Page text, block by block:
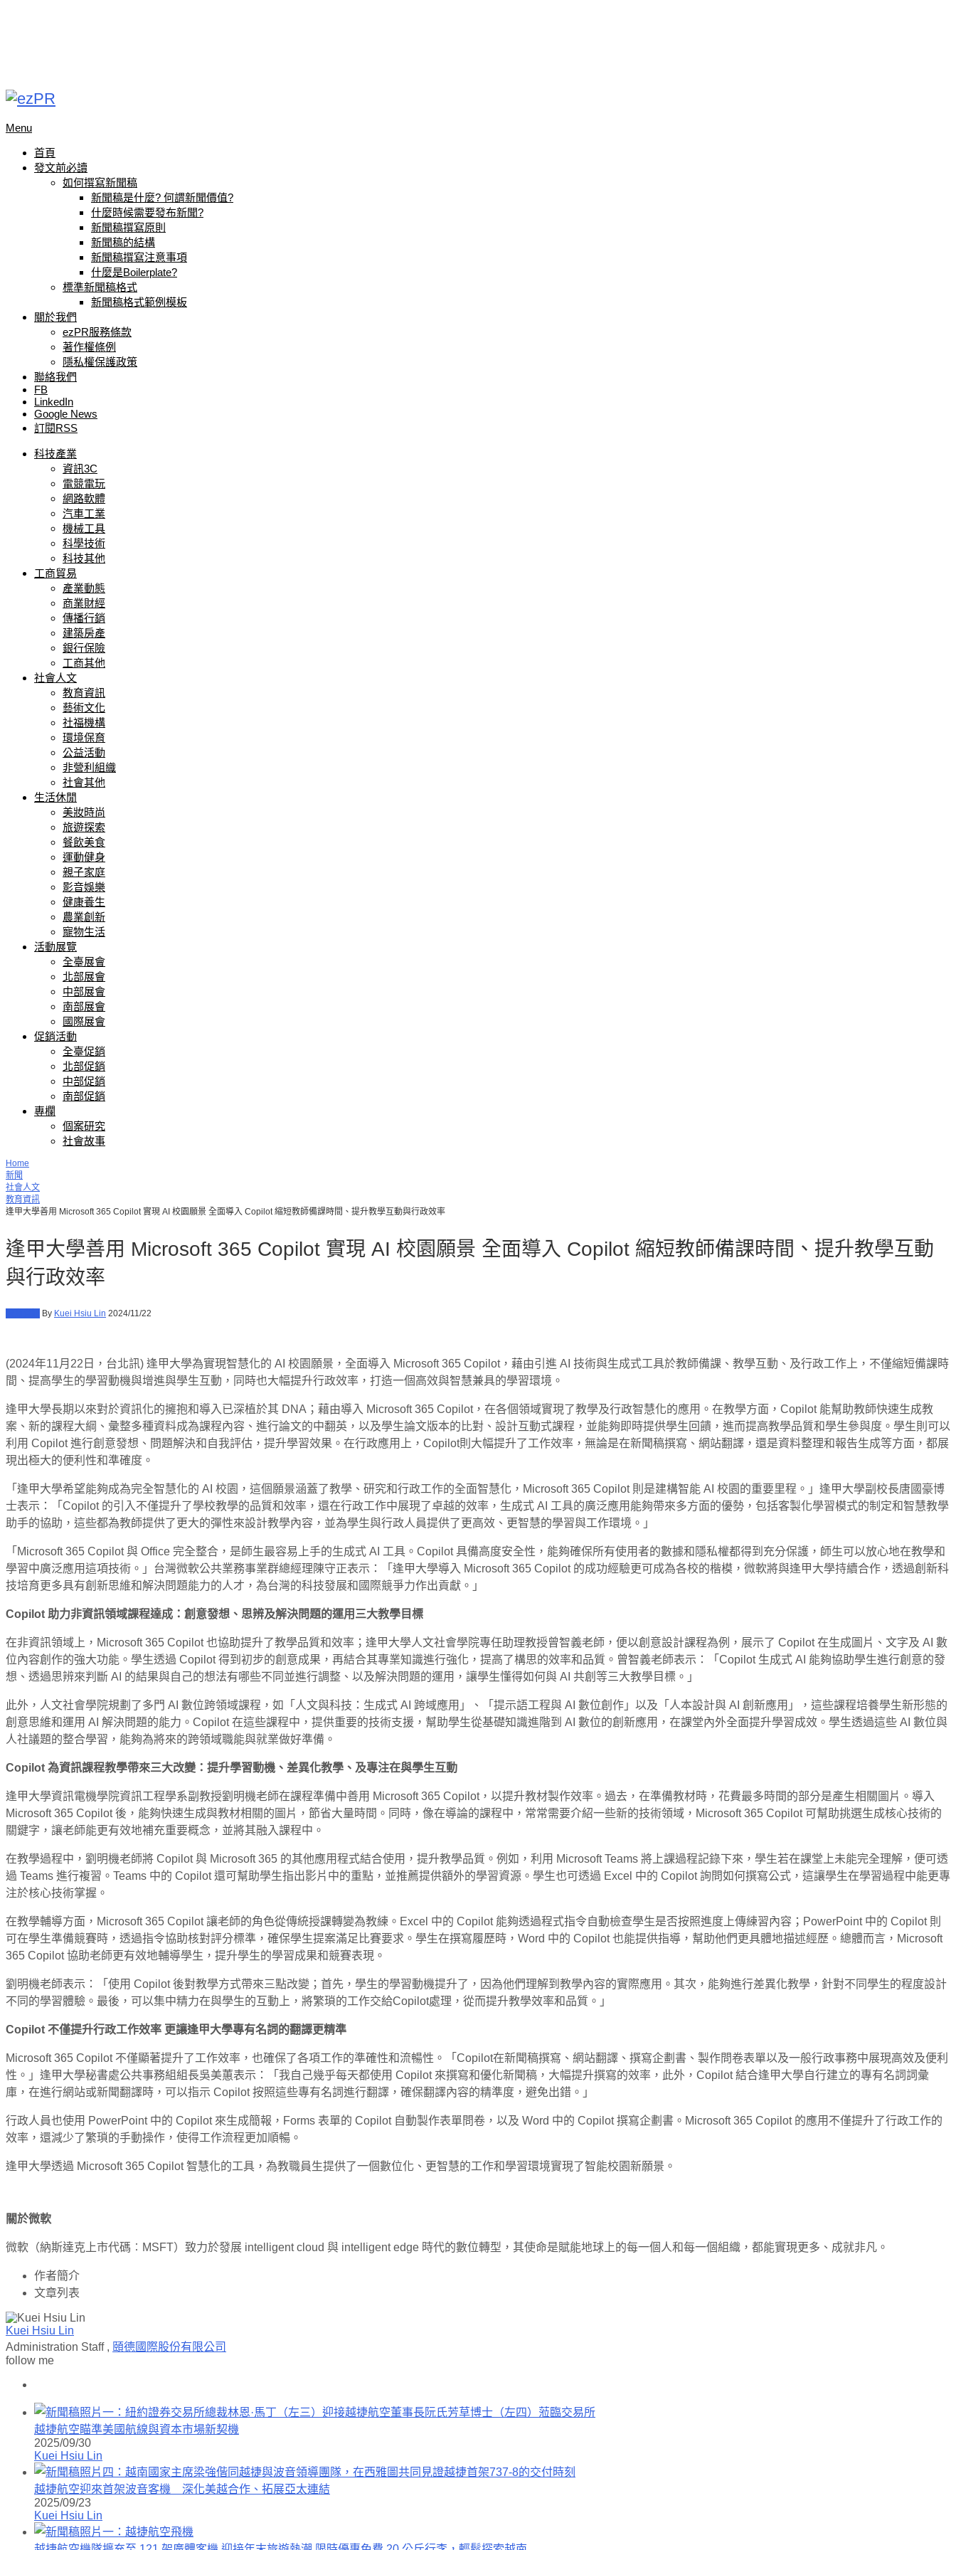
Menu
首頁
發文前必讀
如何撰寫新聞稿
新聞稿是什麼? 何謂新聞價值?
什麼時候需要發布新聞?
新聞稿撰寫原則
新聞稿的結構
新聞稿撰寫注意事項
什麼是Boilerplate?
標準新聞稿格式
新聞稿格式範例模板
關於我們
ezPR服務條款
著作權條例
隱私權保護政策
聯絡我們
FB
LinkedIn
Google News
訂閱RSS
科技產業
資訊3C
電競電玩
網路軟體
汽車工業
機械工具
科學技術
科技其他
工商貿易
產業動態
商業財經
傳播行銷
建築房產
銀行保險
工商其他
社會人文
教育資訊
藝術文化
社福機構
環境保育
公益活動
非營利組織
社會其他
生活休閒
美妝時尚
旅遊探索
餐飲美食
運動健身
親子家庭
影音娛樂
健康養生
農業創新
寵物生活
活動展覽
全臺展會
北部展會
中部展會
南部展會
國際展會
促銷活動
全臺促銷
北部促銷
中部促銷
南部促銷
專欄
個案研究
社會故事
Home
新聞
社會人文
教育資訊
逢甲大學善用 Microsoft 365 Copilot 實現 AI 校園願景 全面導入 Copilot 縮短教師備課時間、提升教學互動與行政效率
逢甲大學善用 Microsoft 365 Copilot 實現 AI 校園願景 全面導入 Copilot 縮短教師備課時間、提升教學互動
與行政效率
By Kuei Hsiu Lin 2024/11/22
(2024年11月22日，台北訊) 逢甲大學為實現智慧化的 AI 校園願景，全面導入 Microsoft 365 Copilot，藉由引進 AI 技術與生成式工具於教師備課、教學互動、及行政工作上，不僅縮短備課時
間、提高學生的學習動機與增進與學生互動，同時也大幅提升行政效率，打造一個高效與智慧兼具的學習環境。
逢甲大學長期以來對於資訊化的擁抱和導入已深植於其 DNA；藉由導入 Microsoft 365 Copilot，在各個領域實現了教學及行政智慧化的應用。在教學方面，Copilot 能幫助教師快速生成教
案、新的課程大綱、彙整多種資料成為課程內容、進行論文的中翻英，以及學生論文版本的比對、設計互動式課程，並能夠即時提供學生回饋，進而提高教學品質和學生參與度。學生則可以
利用 Copilot 進行創意發想、問題解決和自我評估，提升學習效果。在行政應用上，Copilot則大幅提升了工作效率，無論是在新聞稿撰寫、網站翻譯，還是資料整理和報告生成等方面，都展
現出極大的便利性和準確度。
「逢甲大學希望能夠成為完全智慧化的 AI 校園，這個願景涵蓋了教學、研究和行政工作的全面智慧化，Microsoft 365 Copilot 則是建構智能 AI 校園的重要里程。」逢甲大學副校長唐國豪博
士表示：「Copilot 的引入不僅提升了學校教學的品質和效率，還在行政工作中展現了卓越的效率，生成式 AI 工具的廣泛應用能夠帶來多方面的優勢，包括客製化學習模式的制定和智慧教學
助手的協助，這些都為教師提供了更大的彈性來設計教學內容，並為學生與行政人員提供了更高效、更智慧的學習與工作環境。」
「Microsoft 365 Copilot 與 Office 完全整合，是師生最容易上手的生成式 AI 工具。Copilot 具備高度安全性，能夠確保所有使用者的數據和隱私權都得到充分保護，師生可以放心地在教學和
學習中廣泛應用這項技術。」台灣微軟公共業務事業群總經理陳守正表示：「逢甲大學導入 Microsoft 365 Copilot 的成功經驗更可成為各校的楷模，微軟將與逢甲大學持續合作，透過創新科
技培育更多具有創新思維和解決問題能力的人才，為台灣的科技發展和國際競爭力作出貢獻。」
Copilot 助力非資訊領域課程達成：創意發想、思辨及解決問題的運用三大教學目標
在非資訊領域上，Microsoft 365 Copilot 也協助提升了教學品質和效率；逢甲大學人文社會學院專任助理教授曾智義老師，便以創意設計課程為例，展示了 Copilot 在生成圖片、文字及 AI 數
位內容創作的強大功能。學生透過 Copilot 得到初步的創意成果，再結合其專業知識進行強化，提高了構思的效率和品質。曾智義老師表示：「Copilot 生成式 AI 能夠協助學生進行創意的發
想、透過思辨來判斷 AI 的結果與自己的想法有哪些不同並進行調整、以及解決問題的運用，讓學生懂得如何與 AI 共創等三大教學目標。」
此外，人文社會學院規劃了多門 AI 數位跨領域課程，如「人文與科技：生成式 AI 跨域應用」、「提示語工程與 AI 數位創作」以及「人本設計與 AI 創新應用」，這些課程培養學生新形態的
創意思維和運用 AI 解決問題的能力。Copilot 在這些課程中，提供重要的技術支援，幫助學生從基礎知識進階到 AI 數位的創新應用，在課堂內外全面提升學習成效。學生透過這些 AI 數位與
人社議題的整合學習，能夠為將來的跨領域職能與就業做好準備。
Copilot 為資訊課程教學帶來三大改變：提升學習動機、差異化教學、及專注在與學生互動
逢甲大學資訊電機學院資訊工程學系副教授劉明機老師在課程準備中善用 Microsoft 365 Copilot，以提升教材製作效率。過去，在準備教材時，花費最多時間的部分是產生相關圖片。導入
Microsoft 365 Copilot 後，能夠快速生成與教材相關的圖片，節省大量時間。同時，像在導論的課程中，常常需要介紹一些新的技術領域，Microsoft 365 Copilot 可幫助挑選生成核心技術的
關鍵字，讓老師能更有效地補充重要概念，並將其融入課程中。
在教學過程中，劉明機老師將 Copilot 與 Microsoft 365 的其他應用程式結合使用，提升教學品質。例如，利用 Microsoft Teams 將上課過程記錄下來，學生若在課堂上未能完全理解，便可透
過 Teams 進行複習。Teams 中的 Copilot 還可幫助學生指出影片中的重點，並推薦提供額外的學習資源。學生也可透過 Excel 中的 Copilot 詢問如何撰寫公式，這讓學生在學習過程中能更專
注於核心技術掌握。
在教學輔導方面，Microsoft 365 Copilot 讓老師的角色從傳統授課轉變為教練。Excel 中的 Copilot 能夠透過程式指令自動檢查學生是否按照進度上傳練習內容；PowerPoint 中的 Copilot 則
可在學生準備競賽時，透過指令協助核對評分標準，確保學生提案滿足比賽要求。學生在撰寫履歷時，Word 中的 Copilot 也能提供指導，幫助他們更具體地描述經歷。總體而言，Microsoft
365 Copilot 協助老師更有效地輔導學生，提升學生的學習成果和競賽表現。
劉明機老師表示：「使用 Copilot 後對教學方式帶來三點改變；首先，學生的學習動機提升了，因為他們理解到教學內容的實際應用。其次，能夠進行差異化教學，針對不同學生的程度設計
不同的學習體驗。最後，可以集中精力在與學生的互動上，將繁瑣的工作交給Copilot處理，從而提升教學效率和品質。」
Copilot 不僅提升行政工作效率 更讓逢甲大學專有名詞的翻譯更精準
Microsoft 365 Copilot 不僅顯著提升了工作效率，也確保了各項工作的準確性和流暢性。「Copilot在新聞稿撰寫、網站翻譯、撰寫企劃書、製作問卷表單以及一般行政事務中展現高效及便利
性。」逢甲大學秘書處公共事務組組長吳美蕙表示：「我自己幾乎每天都使用 Copilot 來撰寫和優化新聞稿，大幅提升撰寫的效率，此外，Copilot 結合逢甲大學自行建立的專有名詞詞彙
庫，在進行網站或新聞翻譯時，可以指示 Copilot 按照這些專有名詞進行翻譯，確保翻譯內容的精準度，避免出錯。」
行政人員也使用 PowerPoint 中的 Copilot 來生成簡報，Forms 表單的 Copilot 自動製作表單問卷，以及 Word 中的 Copilot 撰寫企劃書。Microsoft 365 Copilot 的應用不僅提升了行政工作的
效率，還減少了繁瑣的手動操作，使得工作流程更加順暢。
逢甲大學透過 Microsoft 365 Copilot 智慧化的工具，為教職員生提供了一個數位化、更智慧的工作和學習環境實現了智能校園新願景。
關於微軟
微軟（納斯達克上市代碼︰MSFT）致力於發展 intelligent cloud 與 intelligent edge 時代的數位轉型，其使命是賦能地球上的每一個人和每一個組織，都能實現更多、成就非凡。
作者簡介
文章列表
Kuei Hsiu Lin
Administration Staff , 頤德國際股份有限公司
follow me
越捷航空瞄準美國航線與資本市場新契機
2025/09/30
Kuei Hsiu Lin
越捷航空迎來首架波音客機 深化美越合作、拓展亞太連結
2025/09/23
Kuei Hsiu Lin